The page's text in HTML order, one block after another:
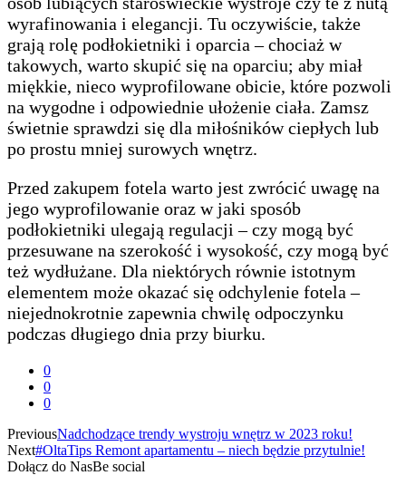
wyrafinowania i elegancji. Tu oczywiście, także
grają rolę podłokietniki i oparcia – chociaż w
takowych, warto skupić się na oparciu; aby miał
miękkie, nieco wyprofilowane obicie, które pozwoli
na wygodne i odpowiednie ułożenie ciała. Zamsz
świetnie sprawdzi się dla miłośników ciepłych lub
po prostu mniej surowych wnętrz.
Przed zakupem fotela warto jest zwrócić uwagę na
jego wyprofilowanie oraz w jaki sposób
podłokietniki ulegają regulacji – czy mogą być
przesuwane na szerokość i wysokość, czy mogą być
też wydłużane. Dla niektórych równie istotnym
elementem może okazać się odchylenie fotela –
niejednokrotnie zapewnia chwilę odpoczynku
podczas długiego dnia przy biurku.
0
0
0
PreviousNadchodzące trendy wystroju wnętrz w 2023 roku!
Next#OltaTips Remont apartamentu – niech będzie przytulnie!
Dołącz do NasBe social